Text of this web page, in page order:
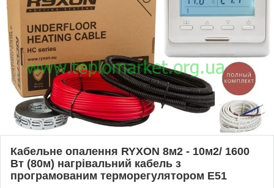
Кабельне опалення RYXON 8м2 - 10м2/ 1600
Вт (80м) нагрівальний кабель з
програмованим терморегулятором E51